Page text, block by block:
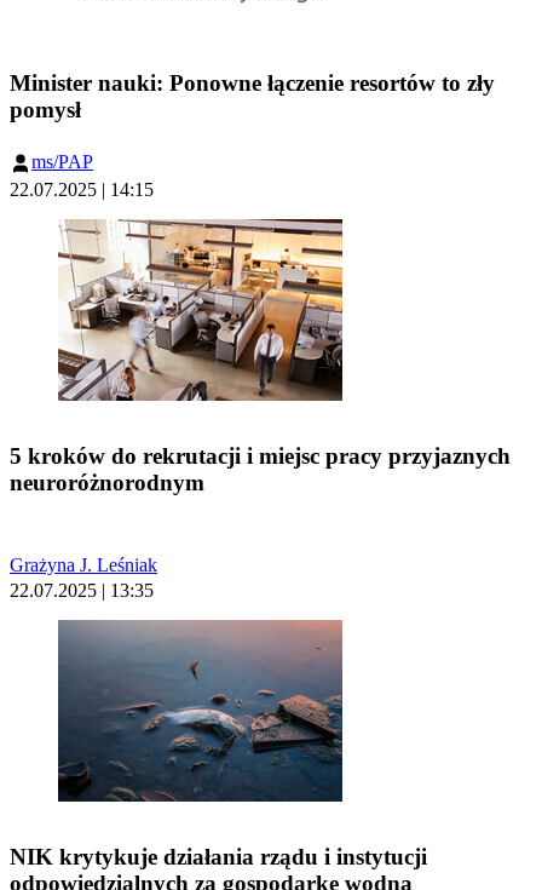
Minister nauki: Ponowne łączenie resortów to zły
pomysł
ms/PAP
22.07.2025 | 14:15
5 kroków do rekrutacji i miejsc pracy przyjaznych
neuroróżnorodnym
Grażyna J. Leśniak
22.07.2025 | 13:35
NIK krytykuje działania rządu i instytucji
odpowiedzialnych za gospodarkę wodną